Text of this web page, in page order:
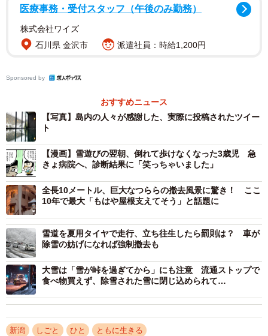
2/3
停電地域の方に無料で提供している大浴場（画像提供：たびのホテル佐
渡）
支配人「特別なことはしていない」
医療事務・受付スタッフ（午後のみ勤務）
株式会社ワイズ
石川県 金沢市
派遣社員：時給1,200円
Sponsored by
おすすめニュース
【写真】島内の人々が感謝した、実際に投稿されたツイー
ト
【漫画】雪遊びの翌朝、倒れて歩けなくなった3歳児 急
きょ病院へ、診断結果に「笑っちゃいました」
全長10メートル、巨大なつららの撤去風景に驚き！ ここ
10年で最大「もはや屋根支えてそう」と話題に
雪道を夏用タイヤで走行、立ち往生したら罰則は？ 車が
除雪の妨げになれば強制撤去も
大雪は「雪が峠を過ぎてから」にも注意 流通ストップで
食べ物買えず、除雪された雪に閉じ込められて…
新潟 しごと ひと ともに生きる